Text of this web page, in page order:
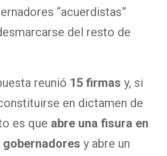
“acuerdistas”
del resto de
reunió 15 firmas y, si
en dictamen de
es que abre una fisura en
y abre un